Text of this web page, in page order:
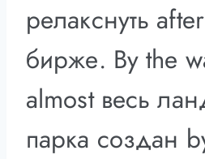
релакснуть
бирже. By the
almost весь
парка создан